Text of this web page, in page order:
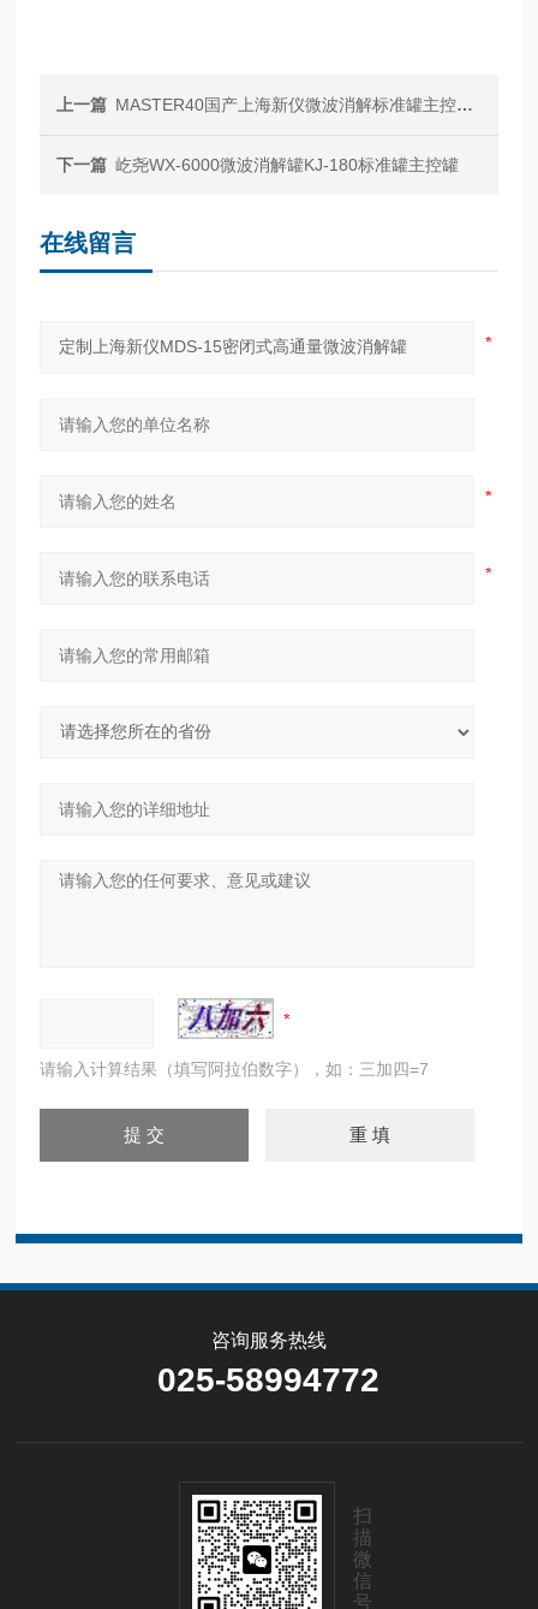
上一篇 MASTER40国产上海新仪微波消解标准罐主控罐黑色套筒
下一篇 屹尧WX-6000微波消解罐KJ-180标准罐主控罐
在线留言
请输入计算结果（填写阿拉伯数字），如：三加四=7
咨询服务热线
025-58994772
扫
描
微
信
号